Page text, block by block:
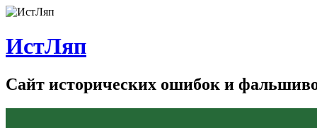
ИстЛяп
Сайт исторических ошибок и